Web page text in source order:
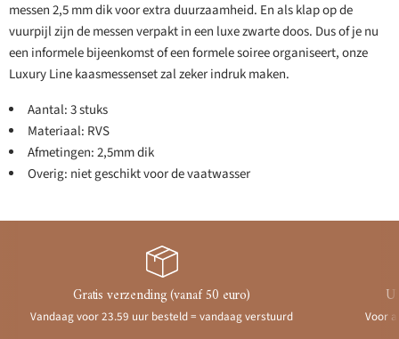
messen 2,5 mm dik voor extra duurzaamheid. En als klap op de
vuurpijl zijn de messen verpakt in een luxe zwarte doos. Dus of je nu
een informele bijeenkomst of een formele soiree organiseert, onze
Luxury Line kaasmessenset zal zeker indruk maken.
Aantal: 3 stuks
Materiaal: RVS
Afmetingen: 2,5mm dik
Overig: niet geschikt voor de vaatwasser
Gratis verzending (vanaf 50 euro)
Vandaag voor 23.59 uur besteld = vandaag verstuurd Voor